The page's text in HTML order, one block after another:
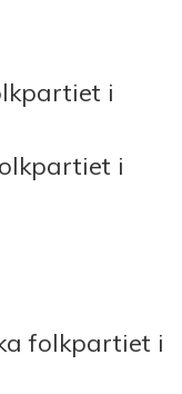
i
i
folkpartiet i